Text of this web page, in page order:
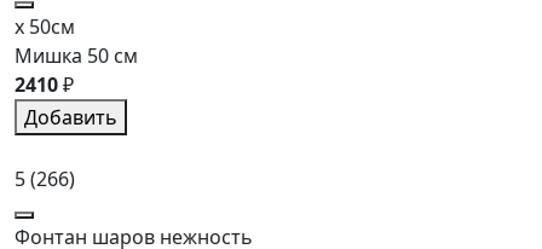
x 50см
Мишка 50 см
2410₽
Добавить
5(266)
Фонтан шаров нежность